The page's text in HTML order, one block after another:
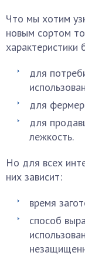
Что мы хотим
новым сортом
характеристики
для
для
для
лежкость.
Но для всех
них зависит:
время
способ